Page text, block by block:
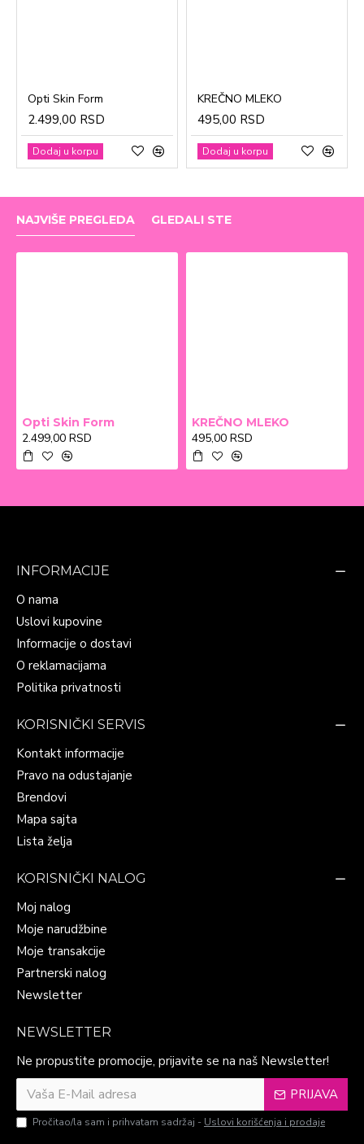
Opti Skin Form
2.499,00 RSD
Dodaj u korpu
KREČNO MLEKO
495,00 RSD
Dodaj u korpu
NAJVIŠE PREGLEDA GLEDALI STE
Opti Skin Form
2.499,00 RSD
KREČNO MLEKO
495,00 RSD
INFORMACIJE
O nama
Uslovi kupovine
Informacije o dostavi
O reklamacijama
Politika privatnosti
KORISNIČKI SERVIS
Kontakt informacije
Pravo na odustajanje
Brendovi
Mapa sajta
Lista želja
KORISNIČKI NALOG
Moj nalog
Moje narudžbine
Moje transakcije
Partnerski nalog
Newsletter
NEWSLETTER
Ne propustite promocije, prijavite se na naš Newsletter!
PRIJAVA
Pročitao/la sam i prihvatam sadržaj - Uslovi korišćenja i prodaje